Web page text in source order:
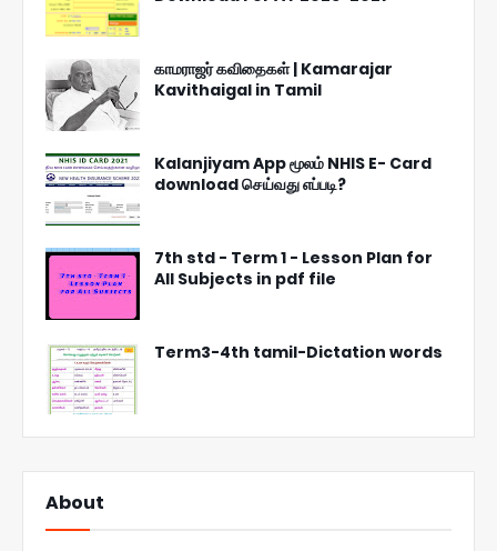
காமராஜர் கவிதைகள் | Kamarajar
Kavithaigal in Tamil
Kalanjiyam App மூலம் NHIS E- Card
download செய்வது எப்படி?
7th std - Term 1 - Lesson Plan for
All Subjects in pdf file
Term3-4th tamil-Dictation words
About